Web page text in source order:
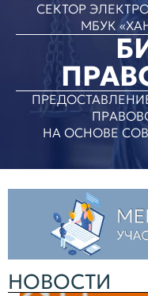
СЕКТОР
МБУК
НА ОСНОВЕ
НОВОСТИ